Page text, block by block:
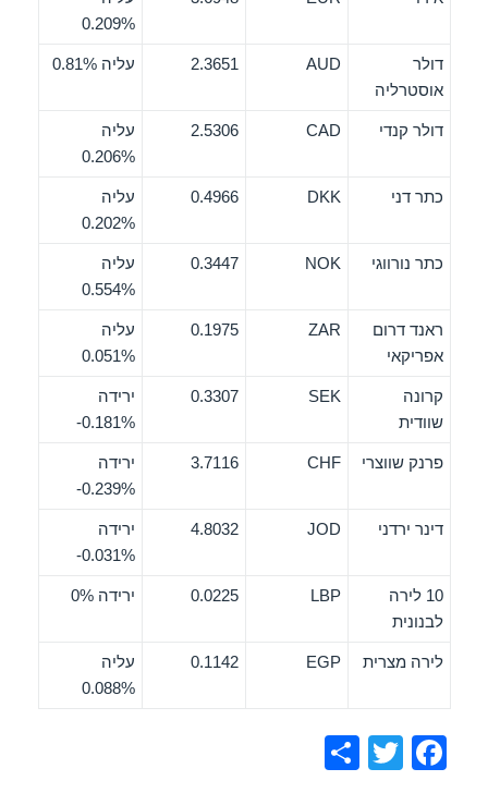
0.209%
דולר
אוסטרליה
AUD
2.3651 עליה 0.81%
דולר קנדי CAD
2.5306
עליה
0.206%
כתר דני DKK
0.4966
עליה
0.202%
כתר נורווגי NOK
0.3447
עליה
0.554%
ראנד דרום
אפריקאי
ZAR
0.1975
עליה
0.051%
קרונה
שוודית
SEK
0.3307
ירידה
‎-0.181%
פרנק שווצרי CHF
3.7116
ירידה
‎-0.239%
דינר ירדני JOD
4.8032
ירידה
‎-0.031%
10 לירה
לבנונית
LBP
0.0225 ירידה 0%
לירה מצרית EGP
0.1142
עליה
0.088%
F
T